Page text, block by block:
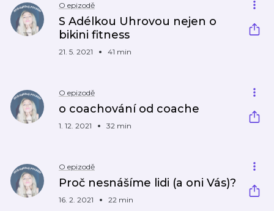
O epizodě
S Adélkou Uhrovou nejen o
bikini fitness
21. 5. 2021 41 min
O epizodě
o coachování od coache
1. 12. 2021 32 min
O epizodě
Proč nesnášíme lidi (a oni Vás)?
16. 2. 2021 22 min